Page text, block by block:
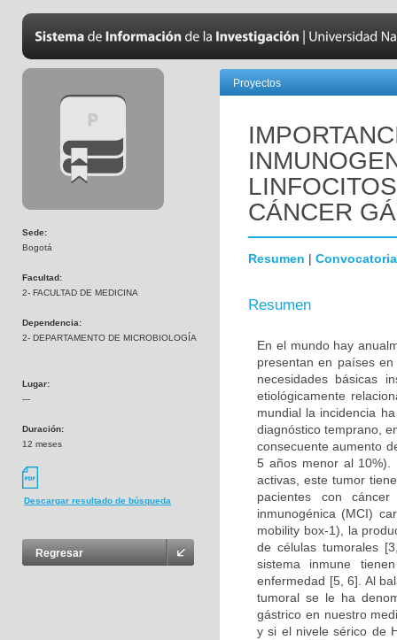
Sede:
Bogotá
Facultad:
2- FACULTAD DE MEDICINA
Dependencia:
2- DEPARTAMENTO DE MICROBIOLOGÍA
Lugar:
---
Duración:
12 meses
Descargar resultado de búsqueda
Regresar
Proyectos
CÁNCER
Resumen | Convocatoria
Resumen
En el mundo hay
presentan en países
necesidades básicas
etiológicamente
mundial la incidencia
diagnóstico temprano,
consecuente aumento
5 años menor al 10%).
activas, este tumor
pacientes con
inmunogénica (MCI)
mobility box-1), la
de células tumorales
sistema inmune
enfermedad [5, 6]. Al
tumoral se le ha
gástrico en nuestro
y si el nivele sérico de